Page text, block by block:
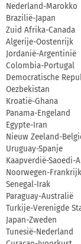
Nederland-Marokko
Brazilië-Japan
Zuid Afrika-Canada
Algerije-Oostenrijk
Jordanië-Argentinië
Colombia-Portugal
Democratische
Oezbekistan
Kroatië-Ghana
Panama-Engeland
Egypte-Iran
Nieuw Zeeland-
Uruguay-Spanje
Kaapverdië-Saoedi-
Noorwegen-Frankrijk
Senegal-Irak
Paraguay-Australië
Turkije-Verenigde
Japan-Zweden
Tunesië-Nederland